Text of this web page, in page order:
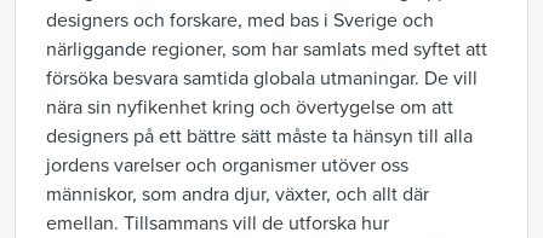
designers och forskare, med bas i Sverige och
närliggande regioner, som har samlats med syftet att
försöka besvara samtida globala utmaningar. De vill
nära sin nyfikenhet kring och övertygelse om att
designers på ett bättre sätt måste ta hänsyn till alla
jordens varelser och organismer utöver oss
människor, som andra djur, växter, och allt där
emellan. Tillsammans vill de utforska hur